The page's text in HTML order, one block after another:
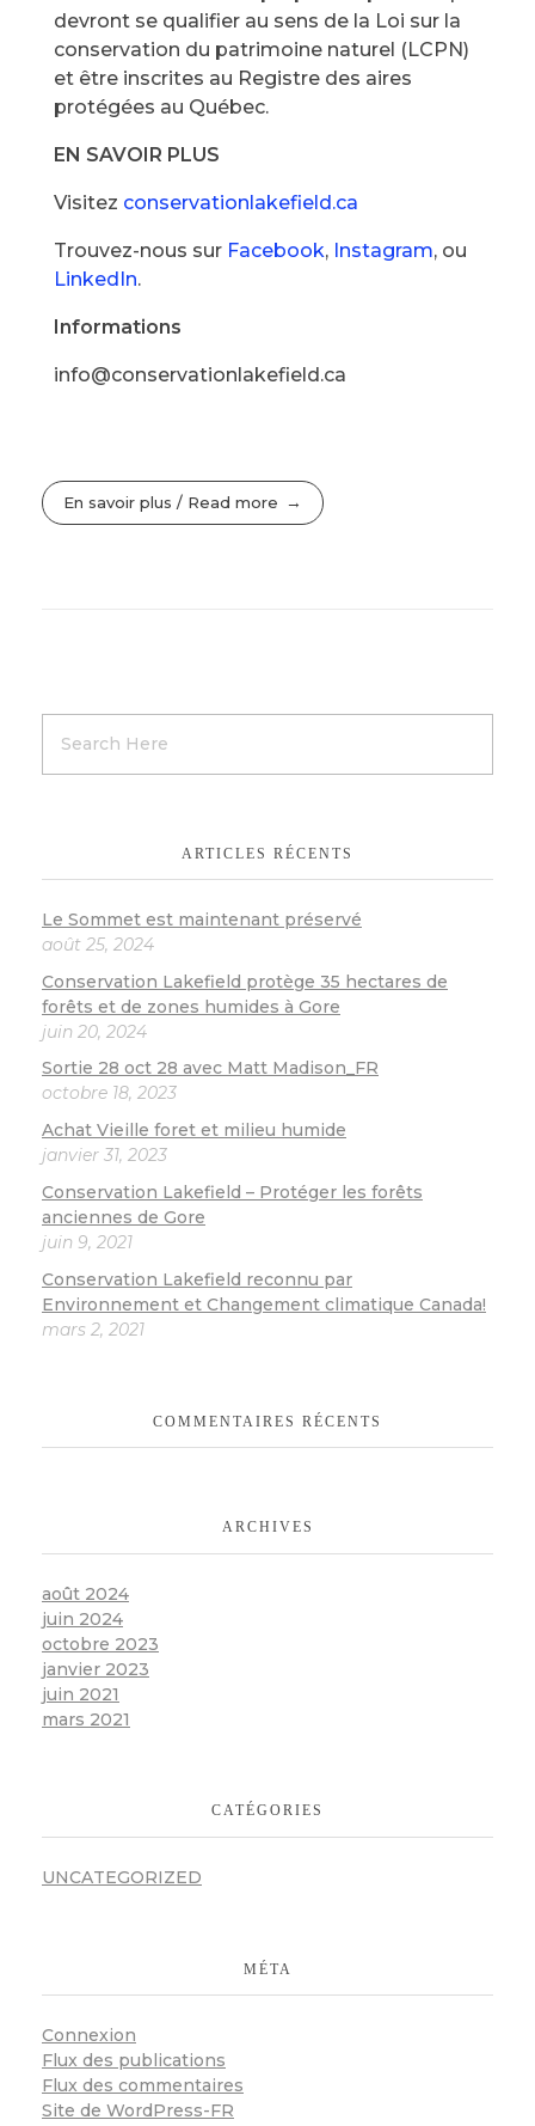
devront se qualifier au sens de la Loi sur la
conservation du patrimoine naturel (LCPN)
et être inscrites au Registre des aires
protégées au Québec.
EN SAVOIR PLUS
Visitez conservationlakefield.ca
Trouvez-nous sur Facebook, Instagram, ou
LinkedIn.
Informations
info@conservationlakefield.ca
En savoir plus / Read more
ARTICLES RÉCENTS
Le Sommet est maintenant préservé
août 25, 2024
Conservation Lakefield protège 35 hectares de
forêts et de zones humides à Gore
juin 20, 2024
Sortie 28 oct 28 avec Matt Madison_FR
octobre 18, 2023
Achat Vieille foret et milieu humide
janvier 31, 2023
Conservation Lakefield – Protéger les forêts
anciennes de Gore
juin 9, 2021
Conservation Lakefield reconnu par
Environnement et Changement climatique Canada!
mars 2, 2021
COMMENTAIRES RÉCENTS
ARCHIVES
août 2024
juin 2024
octobre 2023
janvier 2023
juin 2021
mars 2021
CATÉGORIES
UNCATEGORIZED
MÉTA
Connexion
Flux des publications
Flux des commentaires
Site de WordPress-FR